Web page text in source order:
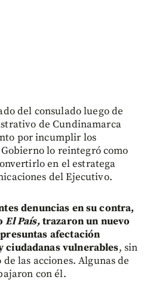
del consulado luego de
de Cundinamarca
por incumplir los
lo reintegró como
en el estratega
del Ejecutivo.
denuncias en su contra,
El País,trazaron un nuevo
afectación
ciudadanas vulnerables, sin
las acciones. Algunas de
con él.